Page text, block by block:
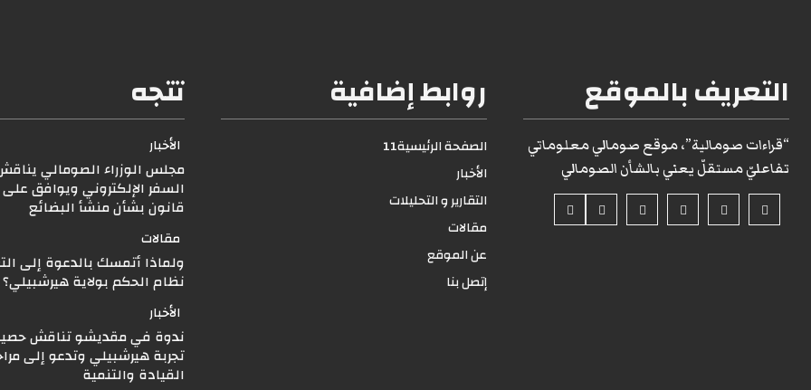
تتجه
الأخبار
مجلس الوزراء الصومالي
السفر الإلكتروني ويوافق
قانون بشأن منشأ البضائع
مقالات
ولماذا أتمسك بالدعوة إلى
نظام الحكم بولاية
الأخبار
ندوة في مقديشو تناقش
تجربة هيرشبيلي وتدعو إلى
القيادة والتنمية
روابط إضافية
الصفحة الرئيسية11
الأخبار
التقارير و التحليلات
مقالات
عن الموقع
إتصل بنا
التعريف بالموقع
“قراءات صومالية”، موقع صومالي معلوماتي
تفاعليّ مستقلّ يعني بالشأن الصومالي